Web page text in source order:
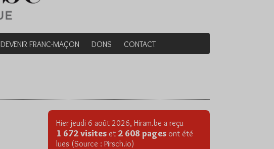
DEVENIR FRANC-MAÇON DONS CONTACT
Hier jeudi 6 août 2026, Hiram.be a reçu
1 672 visites et 2 608 pages ont été
lues (Source : Pirsch.io)